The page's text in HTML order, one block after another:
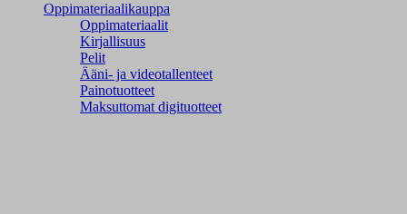
Oppimateriaalikauppa
Oppimateriaalit
Kirjallisuus
Pelit
Ääni- ja videotallenteet
Painotuotteet
Maksuttomat digituotteet